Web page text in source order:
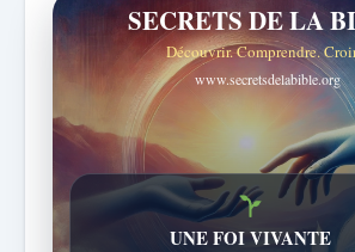
SECRETS DE LA
Découvrir. Comprendre.
www.secretsdelabible.org
UNE FOI VIVANTE